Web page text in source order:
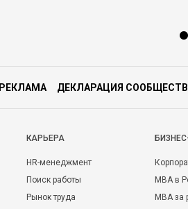
РЕКЛАМА ДЕКЛАРАЦИЯ
КАРЬЕРА
HR-менеджмент
Поиск работы
Рынок труда
MBA в
MBA